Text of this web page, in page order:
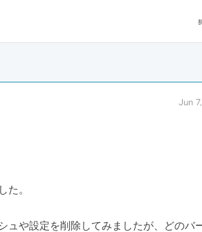
Jun
。
や設定を削除してみましたが、どのバ